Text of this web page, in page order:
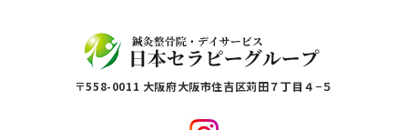
〒558-0011 大阪府大阪市住吉区苅田７丁目４−５